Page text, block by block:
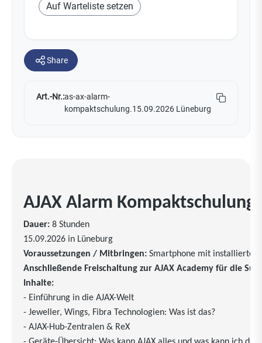
Auf Warteliste setzen
Share
Art.-Nr.:as-ax-alarm-
kompaktschulung.15.09.2026 Lüneburg
AJAX Alarm
Dauer: 8 Stunden
15.09.2026 in Lüneburg
Voraussetzungen / Mitbringen: Smartphone mit installierter
Anschließende Freischaltung zur AJAX Academy für die
Inhalte:
- Einführung in die AJAX-Welt
- Jeweller, Wings, Fibra Technologien: Was ist das?
- AJAX-Hub-Zentralen & ReX